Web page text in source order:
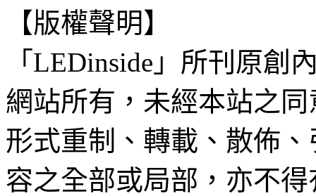
【版權聲明】
「LEDinside」所刊原創
網站所有，未經本站之
形式重制、轉載、散佈
容之全部或局部，亦不